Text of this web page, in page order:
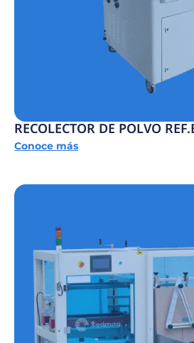
RECOLECTOR DE POLVO
Conoce más